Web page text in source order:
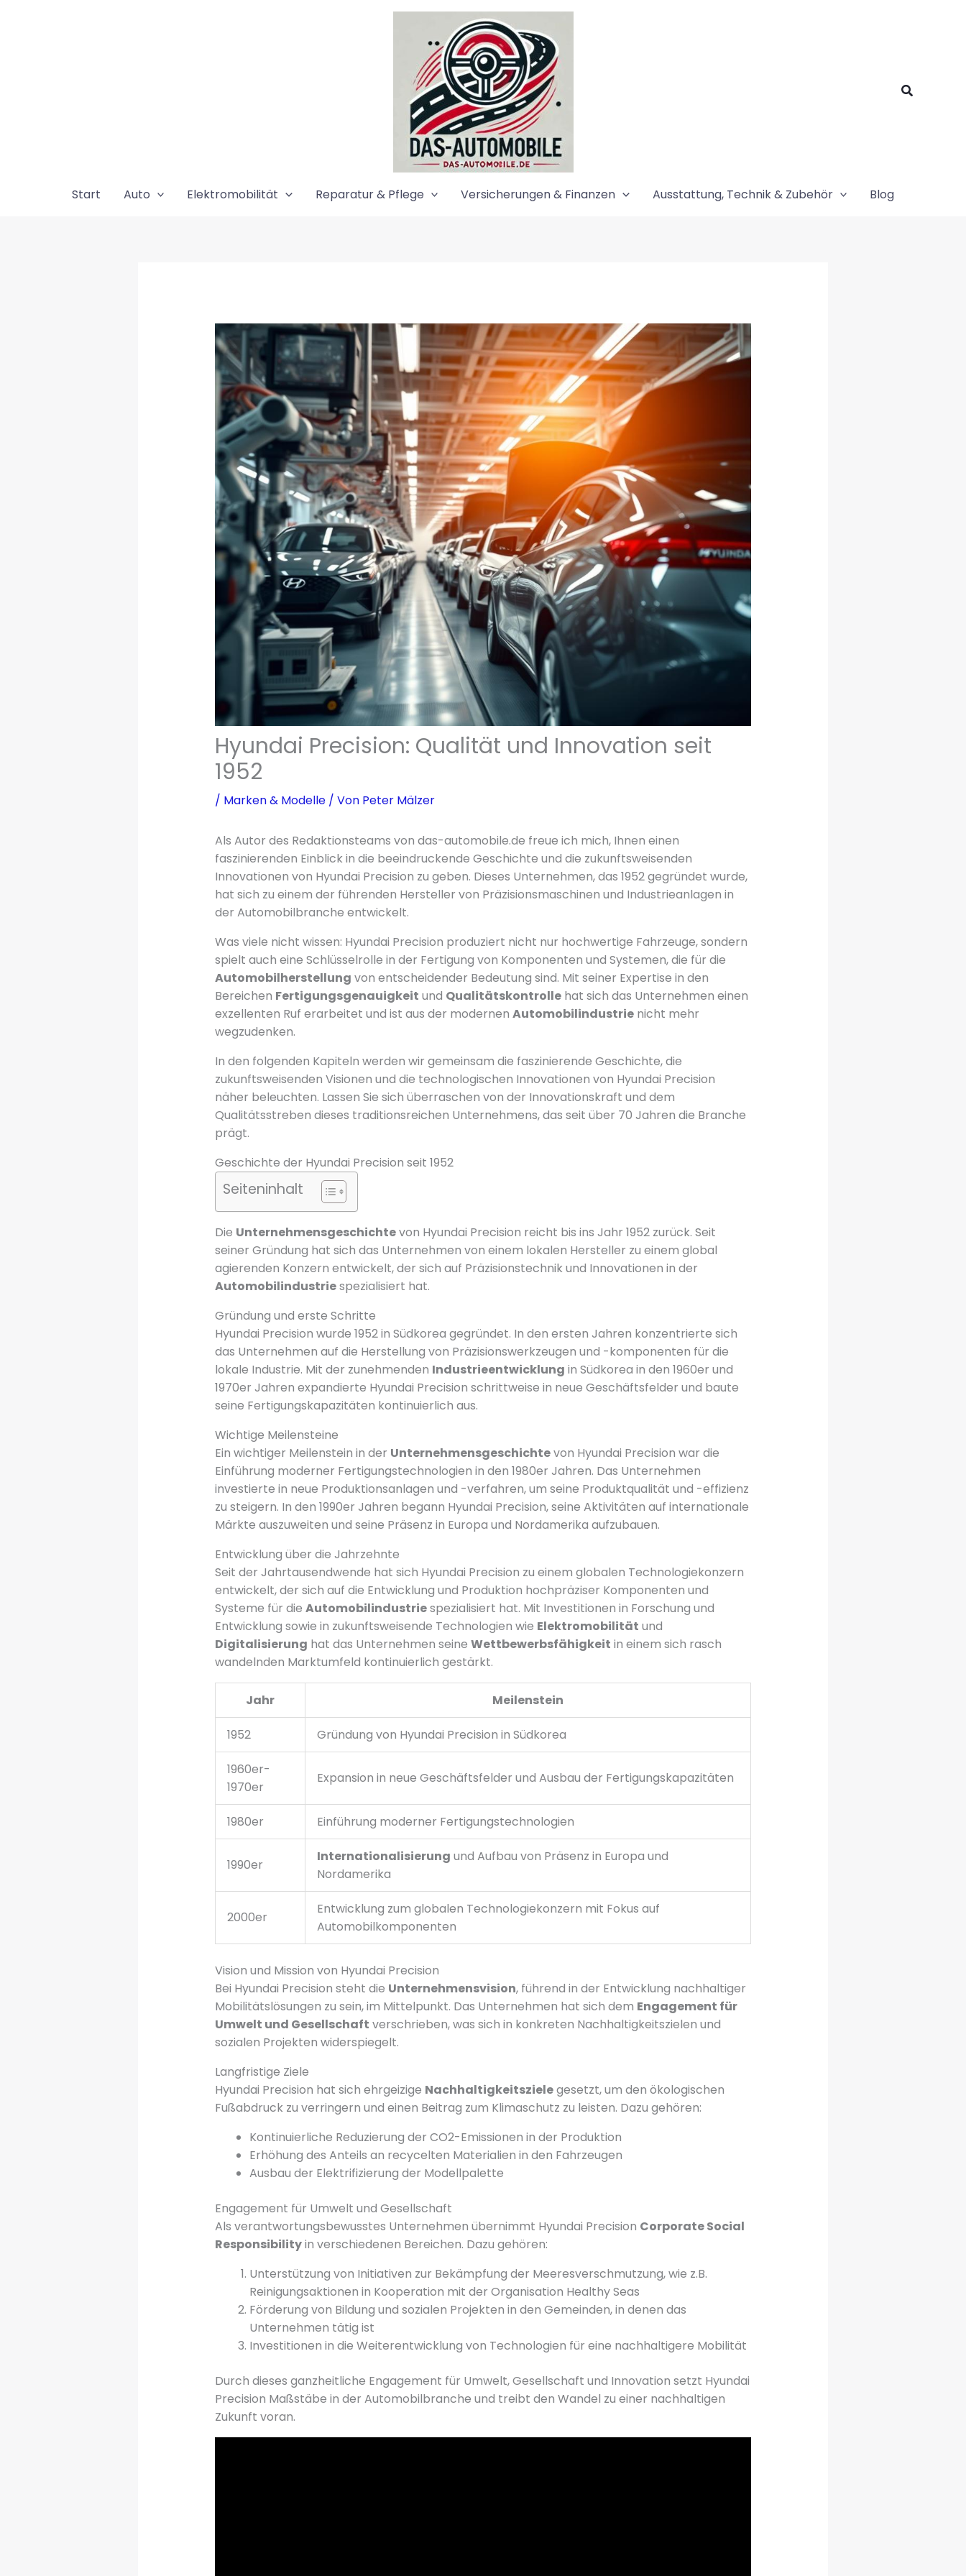
Suchen
Start Auto Elektromobilität Reparatur & Pflege Versicherungen & Finanzen Ausstattung, Technik & Zubehör Blog
Hyundai Precision: Qualität und Innovation seit
1952
/ Marken & Modelle/ Von Peter Mälzer
Als Autor des Redaktionsteams von das-automobile.de freue ich mich, Ihnen einen
faszinierenden Einblick in die beeindruckende Geschichte und die zukunftsweisenden
Innovationen von Hyundai Precision zu geben. Dieses Unternehmen, das 1952 gegründet wurde,
hat sich zu einem der führenden Hersteller von Präzisionsmaschinen und Industrieanlagen in
der Automobilbranche entwickelt.
Was viele nicht wissen: Hyundai Precision produziert nicht nur hochwertige Fahrzeuge, sondern
spielt auch eine Schlüsselrolle in der Fertigung von Komponenten und Systemen, die für die
Automobilherstellung von entscheidender Bedeutung sind. Mit seiner Expertise in den
Bereichen Fertigungsgenauigkeit und Qualitätskontrollehat sich das Unternehmen einen
exzellenten Ruf erarbeitet und ist aus der modernen Automobilindustrienicht mehr
wegzudenken.
In den folgenden Kapiteln werden wir gemeinsam die faszinierende Geschichte, die
zukunftsweisenden Visionen und die technologischen Innovationen von Hyundai Precision
näher beleuchten. Lassen Sie sich überraschen von der Innovationskraft und dem
Qualitätsstreben dieses traditionsreichen Unternehmens, das seit über 70 Jahren die Branche
prägt.
Geschichte der Hyundai Precision seit 1952
Seiteninhalt
Die Unternehmensgeschichtevon Hyundai Precision reicht bis ins Jahr 1952 zurück. Seit
seiner Gründung hat sich das Unternehmen von einem lokalen Hersteller zu einem global
agierenden Konzern entwickelt, der sich auf Präzisionstechnik und Innovationen in der
Automobilindustriespezialisiert hat.
Gründung und erste Schritte
Hyundai Precision wurde 1952 in Südkorea gegründet. In den ersten Jahren konzentrierte sich
das Unternehmen auf die Herstellung von Präzisionswerkzeugen und -komponenten für die
lokale Industrie. Mit der zunehmenden Industrieentwicklung in Südkorea in den 1960er und
1970er Jahren expandierte Hyundai Precision schrittweise in neue Geschäftsfelder und baute
seine Fertigungskapazitäten kontinuierlich aus.
Wichtige Meilensteine
Ein wichtiger Meilenstein in der Unternehmensgeschichtevon Hyundai Precision war die
Einführung moderner Fertigungstechnologien in den 1980er Jahren. Das Unternehmen
investierte in neue Produktionsanlagen und -verfahren, um seine Produktqualität und -effizienz
zu steigern. In den 1990er Jahren begann Hyundai Precision, seine Aktivitäten auf internationale
Märkte auszuweiten und seine Präsenz in Europa und Nordamerika aufzubauen.
Entwicklung über die Jahrzehnte
Seit der Jahrtausendwende hat sich Hyundai Precision zu einem globalen Technologiekonzern
entwickelt, der sich auf die Entwicklung und Produktion hochpräziser Komponenten und
Systeme für die Automobilindustriespezialisiert hat. Mit Investitionen in Forschung und
Entwicklung sowie in zukunftsweisende Technologien wie Elektromobilität und
Digitalisierung hat das Unternehmen seine Wettbewerbsfähigkeit in einem sich rasch
wandelnden Marktumfeld kontinuierlich gestärkt.
Jahr Meilenstein
1952 Gründung von Hyundai Precision in Südkorea
1960er-
1970er
Expansion in neue Geschäftsfelder und Ausbau der Fertigungskapazitäten
1980er Einführung moderner Fertigungstechnologien
1990er
Internationalisierung und Aufbau von Präsenz in Europa und
Nordamerika
2000er
Entwicklung zum globalen Technologiekonzern mit Fokus auf
Automobilkomponenten
Vision und Mission von Hyundai Precision
Bei Hyundai Precision steht die Unternehmensvision, führend in der Entwicklung nachhaltiger
Mobilitätslösungen zu sein, im Mittelpunkt. Das Unternehmen hat sich dem Engagement für
Umwelt und Gesellschaft verschrieben, was sich in konkreten Nachhaltigkeitszielen und
sozialen Projekten widerspiegelt.
Langfristige Ziele
Hyundai Precision hat sich ehrgeizige Nachhaltigkeitszielegesetzt, um den ökologischen
Fußabdruck zu verringern und einen Beitrag zum Klimaschutz zu leisten. Dazu gehören:
Kontinuierliche Reduzierung der CO2-Emissionen in der Produktion
Erhöhung des Anteils an recycelten Materialien in den Fahrzeugen
Ausbau der Elektrifizierung der Modellpalette
Engagement für Umwelt und Gesellschaft
Als verantwortungsbewusstes Unternehmen übernimmt Hyundai Precision Corporate Social
Responsibilityin verschiedenen Bereichen. Dazu gehören:
Unterstützung von Initiativen zur Bekämpfung der Meeresverschmutzung, wie z.B.
Reinigungsaktionen in Kooperation mit der Organisation Healthy Seas
Förderung von Bildung und sozialen Projekten in den Gemeinden, in denen das
Unternehmen tätig ist
Investitionen in die Weiterentwicklung von Technologien für eine nachhaltigere Mobilität
Durch dieses ganzheitliche Engagement für Umwelt, Gesellschaft und Innovation setzt Hyundai
Precision Maßstäbe in der Automobilbranche und treibt den Wandel zu einer nachhaltigen
Zukunft voran.